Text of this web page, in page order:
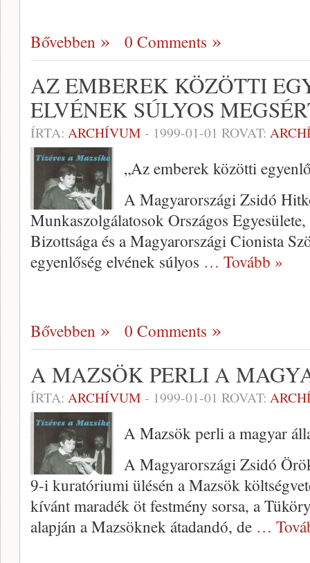
Bővebben 0 Comments
AZ EMBEREK KÖZÖTTI
ELVÉNEK SÚLYOS
ÍRTA: ARCHÍVUM - 1999-01-01 ROVAT:
„Az emberek közötti
A Magyarországi Zsidó
Munkaszolgálatosok Országos
Bizottsága és a Magyarországi Cionista
egyenlőség elvének súlyos … Tovább »
Bővebben 0 Comments
A MAZSÖK PERLI A
ÍRTA: ARCHÍVUM - 1999-01-01 ROVAT:
A Mazsök perli a magyar
A Magyarországi Zsidó
9-i kuratóriumi ülésén a Mazsök
kívánt maradék öt festmény sorsa, a
alap­ján a Mazsöknek átadandó, de …